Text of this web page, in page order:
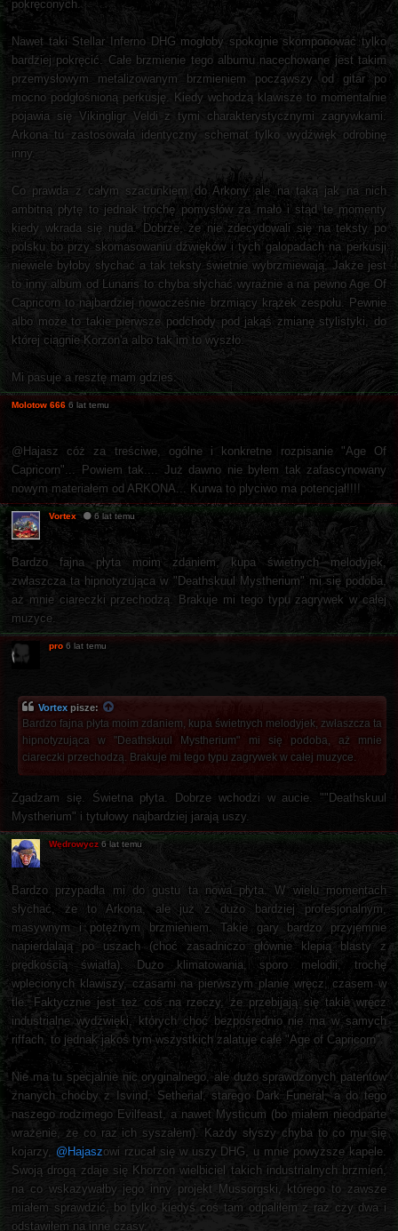
pokręconych.
Nawet taki Stellar Inferno DHG mogłoby spokojnie skomponować tylko
bardziej pokręcić. Całe brzmienie tego albumu nacechowane jest takim
przemysłowym metalizowanym brzmieniem począwszy od gitar po
mocno podgłośnioną perkusję. Kiedy wchodzą klawisze to momentalnie
pojawia się Vikingligr Veldi z tymi charakterystycznymi zagrywkami.
Arkona tu zastosowała identyczny schemat tylko wydźwięk odrobinę
inny.
Co prawda z całym szacunkiem do Arkony ale na taką jak na nich
ambitną płytę to jednak trochę pomysłów za mało i stąd te momenty
kiedy wkrada się nuda. Dobrze, że nie zdecydowali się na teksty po
polsku bo przy skomasowaniu dźwięków i tych galopadach na perkusji
niewiele byłoby słychać a tak teksty świetnie wybrzmiewają. Jakże jest
to inny album od Lunaris to chyba słychać wyraźnie a na pewno Age Of
Capricorn to najbardziej nowocześnie brzmiący krążek zespołu. Pewnie
albo może to takie pierwsze podchody pod jakąś zmianę stylistyki, do
której ciągnie Korzon'a albo tak im to wyszło.
Mi pasuje a resztę mam gdzieś.
Molotow 666 6 lat temu
@Hajasz cóż za treściwe, ogólne i konkretne rozpisanie "Age Of
Capricorn"... Powiem tak.... Już dawno nie byłem tak zafascynowany
nowym materiałem od ARKONA... Kurwa to plyciwo ma potencjał!!!!
Vortex 6 lat temu
Bardzo fajna płyta moim zdaniem, kupa świetnych melodyjek,
zwłaszcza ta hipnotyzująca w "Deathskuul Mystherium" mi się podoba,
aż mnie ciareczki przechodzą. Brakuje mi tego typu zagrywek w całej
muzyce.
pro 6 lat temu
Vortex pisze:
Bardzo fajna płyta moim zdaniem, kupa świetnych melodyjek, zwłaszcza ta
hipnotyzująca w "Deathskuul Mystherium" mi się podoba, aż mnie
ciareczki przechodzą. Brakuje mi tego typu zagrywek w całej muzyce.
Zgadzam się. Świetna płyta. Dobrze wchodzi w aucie. ""Deathskuul
Mystherium" i tytułowy najbardziej jarają uszy.
Wędrowycz 6 lat temu
Bardzo przypadła mi do gustu ta nowa płyta. W wielu momentach
słychać, że to Arkona, ale już z dużo bardziej profesjonalnym,
masywnym i potężnym brzmieniem. Takie gary bardzo przyjemnie
napierdalają po uszach (choć zasadniczo głównie klepią blasty z
prędkością światła). Dużo klimatowania, sporo melodii, trochę
wplecionych klawiszy, czasami na pierwszym planie wręcz, czasem w
tle. Faktycznie jest też coś na rzeczy, że przebijają się takie wręcz
industrialne wydźwięki, których choć bezpośrednio nie ma w samych
riffach, to jednak jakoś tym wszystkich zalatuje całe "Age of Capricorn".
Nie ma tu specjalnie nic oryginalnego, ale dużo sprawdzonych patentów
znanych choćby z Isvind, Setherial, starego Dark Funeral, a do tego
naszego rodzimego Evilfeast, a nawet Mysticum (bo miałem nieodparte
wrażenie, że co raz ich syszałem). Każdy słyszy chyba to co mu się
kojarzy, @Hajaszowi rzucał się w uszy DHG, u mnie powyższe kapele.
Swoją drogą zdaje się Khorzon wielbiciel takich industrialnych brzmień,
na co wskazywałby jego inny projekt Mussorgski, którego to zawsze
miałem sprawdzić, bo tylko kiedyś coś tam odpaliłem z raz czy dwa i
odstawiłem na inne czasy.